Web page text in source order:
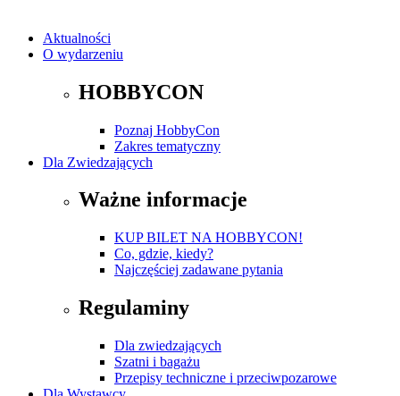
Aktualności
O wydarzeniu
HOBBYCON
Poznaj HobbyCon
Zakres tematyczny
Dla Zwiedzających
Ważne informacje
KUP BILET NA HOBBYCON!
Co, gdzie, kiedy?
Najczęściej zadawane pytania
Regulaminy
Dla zwiedzających
Szatni i bagażu
Przepisy techniczne i przeciwpozarowe